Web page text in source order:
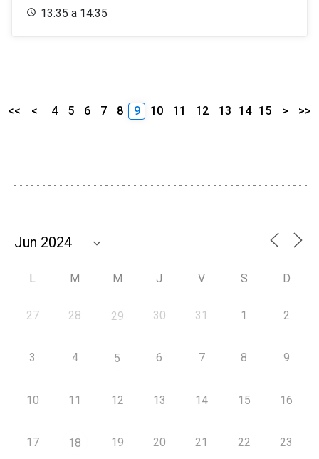
13:35 a 14:35
<< < 4 5 6 7 8 9 10 11 12 13 14 15 > >>
L M M J V S D
27 28 29 30 31 1 2
3 4 5 6 7 8 9
10 11 12 13 14 15 16
17 18 19 20 21 22 23